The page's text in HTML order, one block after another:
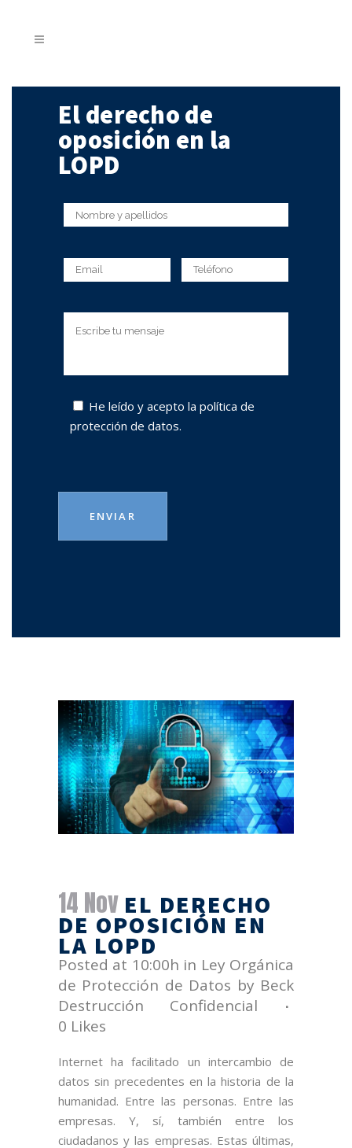
El derecho de
oposición en la
LOPD
He leído y acepto la política de
protección de datos.
14 Nov EL DERECHO
DE OPOSICIÓN EN
LA LOPD
Posted at 10:00h in Ley Orgánica
de Protección de Datos by Beck
Destrucción Confidencial
0 Likes
Internet ha facilitado un intercambio de
datos sin precedentes en la historia de la
humanidad. Entre las personas. Entre las
empresas. Y, sí, también entre los
ciudadanos y las empresas. Estas últimas,